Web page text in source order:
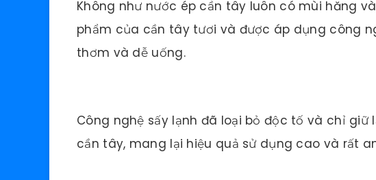
Không như nước ép cần tây luôn có mùi hăng
phẩm của cần tây tươi và được áp dụng công
thơm và dễ uống.
Công nghệ sấy lạnh đã loại bỏ độc tố và chỉ
cần tây, mang lại hiệu quả sử dụng cao và rất